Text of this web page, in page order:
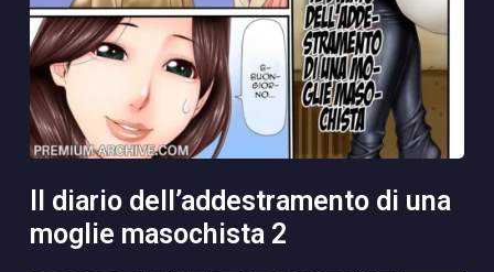
moglie masochista 2